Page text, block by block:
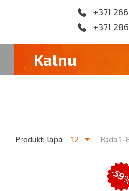
+371
+371
Kalnu
Produkti lapā: 12 Rāda
-59